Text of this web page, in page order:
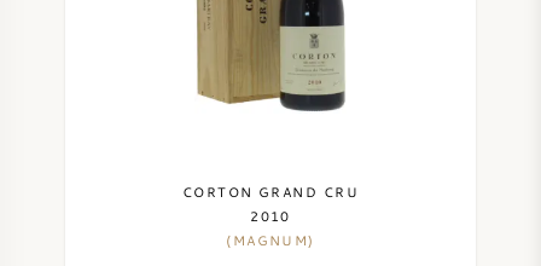
CORTON GRAND CRU
2010
(MAGNUM)